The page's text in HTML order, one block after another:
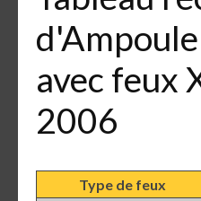
avec feux
2006
Type de feux